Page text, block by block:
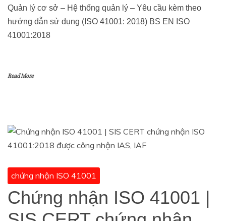
Quản lý cơ sở – Hệ thống quản lý – Yêu cầu kèm theo
hướng dẫn sử dụng (ISO 41001: 2018) BS EN ISO
41001:2018
Read More
chứng nhận ISO 41001
Chứng nhận ISO 41001 |